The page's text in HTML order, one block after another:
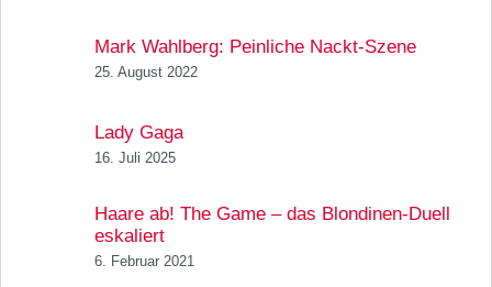
Mark Wahlberg: Peinliche Nackt-Szene
25. August 2022
Lady Gaga
16. Juli 2025
Haare ab! The Game – das Blondinen-Duell
eskaliert
6. Februar 2021